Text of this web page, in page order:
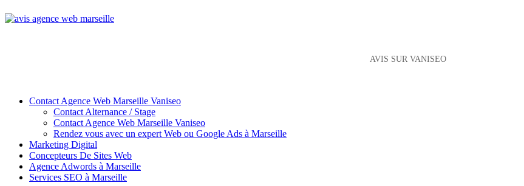
AVIS SUR VANISEO
Contact Agence Web Marseille Vaniseo
Contact Alternance / Stage
Contact Agence Web Marseille Vaniseo
Rendez vous avec un expert Web ou Google Ads à Marseille
Marketing Digital
Concepteurs De Sites Web
Agence Adwords à Marseille
Services SEO à Marseille